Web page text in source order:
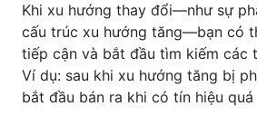
Khi xu hướng thay đổi—như sự
cấu trúc xu hướng tăng—bạn có
tiếp cận và bắt đầu tìm kiếm các
Ví dụ: sau khi xu hướng tăng bị
bắt đầu bán ra khi có tín hiệu quá